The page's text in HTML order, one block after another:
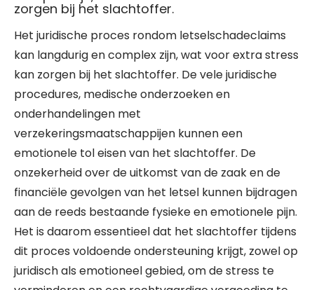
zorgen bij het slachtoffer.
Het juridische proces rondom letselschadeclaims
kan langdurig en complex zijn, wat voor extra stress
kan zorgen bij het slachtoffer. De vele juridische
procedures, medische onderzoeken en
onderhandelingen met
verzekeringsmaatschappijen kunnen een
emotionele tol eisen van het slachtoffer. De
onzekerheid over de uitkomst van de zaak en de
financiële gevolgen van het letsel kunnen bijdragen
aan de reeds bestaande fysieke en emotionele pijn.
Het is daarom essentieel dat het slachtoffer tijdens
dit proces voldoende ondersteuning krijgt, zowel op
juridisch als emotioneel gebied, om de stress te